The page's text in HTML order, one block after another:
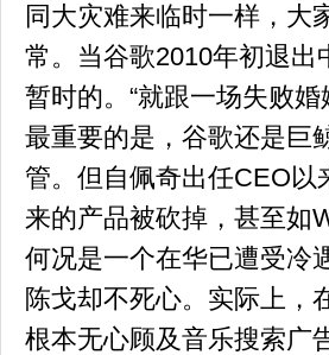
同大灾难来临时一样，大
常。当谷歌2010年初退
暂时的。“就跟一场失败
最重要的是，谷歌还是巨
管。但自佩奇出任CEO以
来的产品被砍掉，甚至如
何况是一个在华已遭受冷
陈戈却不死心。实际上，
根本无心顾及音乐搜索广